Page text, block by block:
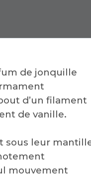
de jonquille
d’un filament
de vanille.
sous leur
mouvement